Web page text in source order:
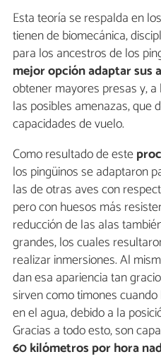
Esta teoría se respalda en
tienen de biomecánica,
para los ancestros de los
mejor opción adaptar sus
obtener mayores presas y,
las posibles amenazas, que
capacidades de vuelo.
Como resultado de este
los pingüinos se adaptaron
las de otras aves con
pero con huesos más
reducción de las alas
grandes, los cuales
realizar inmersiones. Al
dan esa apariencia tan
sirven como timones
en el agua, debido a la
Gracias a todo esto, son
60 kilómetros por hora